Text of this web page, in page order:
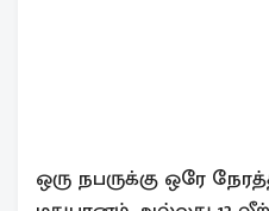
ஒரு நபருக்கு ஒரே